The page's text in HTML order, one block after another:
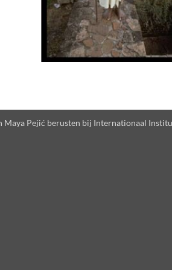
Pejić berusten bij Internationaal